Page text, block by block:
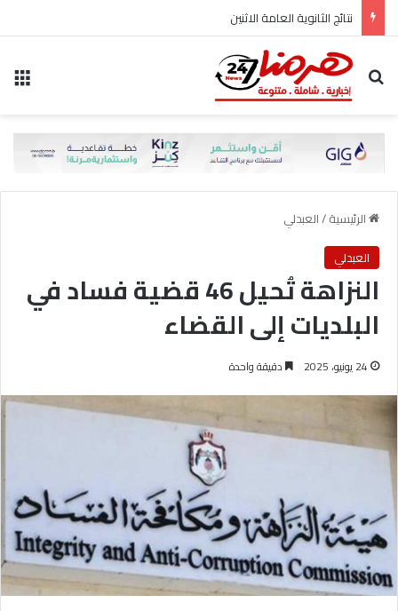
نتائج الثانوية العامة الاثنين
بحث عن
الرئيسية/العبدلي
العبدلي
النزاهة تُحيل 46 قضية فساد في
البلديات إلى القضاء
24 يونيو، 2025 دقيقة واحدة